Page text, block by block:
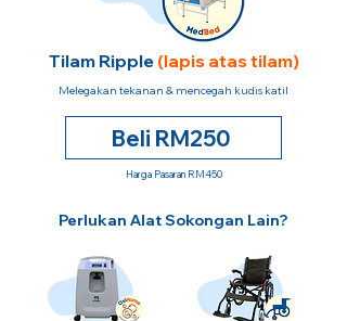
Tilam Ripple (lapis atas tilam)
Melegakan tekanan & mencegah kudis katil
Beli RM250
Harga Pasaran RM450
Perlukan Alat Sokongan Lain?